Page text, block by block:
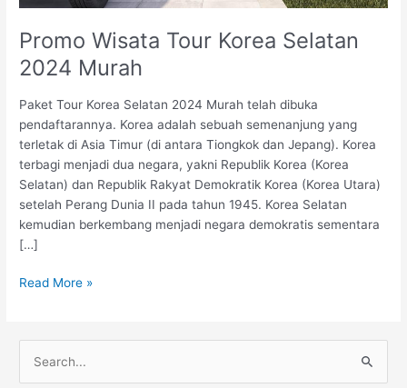
Promo Wisata Tour Korea Selatan
2024 Murah
Paket Tour Korea Selatan 2024 Murah telah dibuka
pendaftarannya. Korea adalah sebuah semenanjung yang
terletak di Asia Timur (di antara Tiongkok dan Jepang). Korea
terbagi menjadi dua negara, yakni Republik Korea (Korea
Selatan) dan Republik Rakyat Demokratik Korea (Korea Utara)
setelah Perang Dunia II pada tahun 1945. Korea Selatan
kemudian berkembang menjadi negara demokratis sementara
[…]
Promo
Korea
Selatan
2024
Read More »